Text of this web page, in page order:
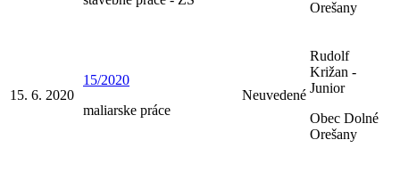
Orešany
15. 6. 2020
15/2020
maliarske práce
Neuvedené
Rudolf
Križan -
Junior
Obec Dolné
Orešany